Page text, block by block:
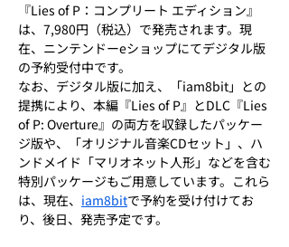
『Lies of P：コンプリート エディション』
は、7,980円（税込）で発売されます。現
在、ニンテンドーeショップにてデジタル版
の予約受付中です。
なお、デジタル版に加え、「iam8bit」との
提携により、本編『Lies of P』とDLC『Lies
of P: Overture』の両方を収録したパッケー
ジ版や、「オリジナル音楽CDセット」、ハ
ンドメイド「マリオネット人形」などを含む
特別パッケージもご用意しています。これら
は、現在、 iam8bitで予約を受け付けてお
り、後日、発売予定です。